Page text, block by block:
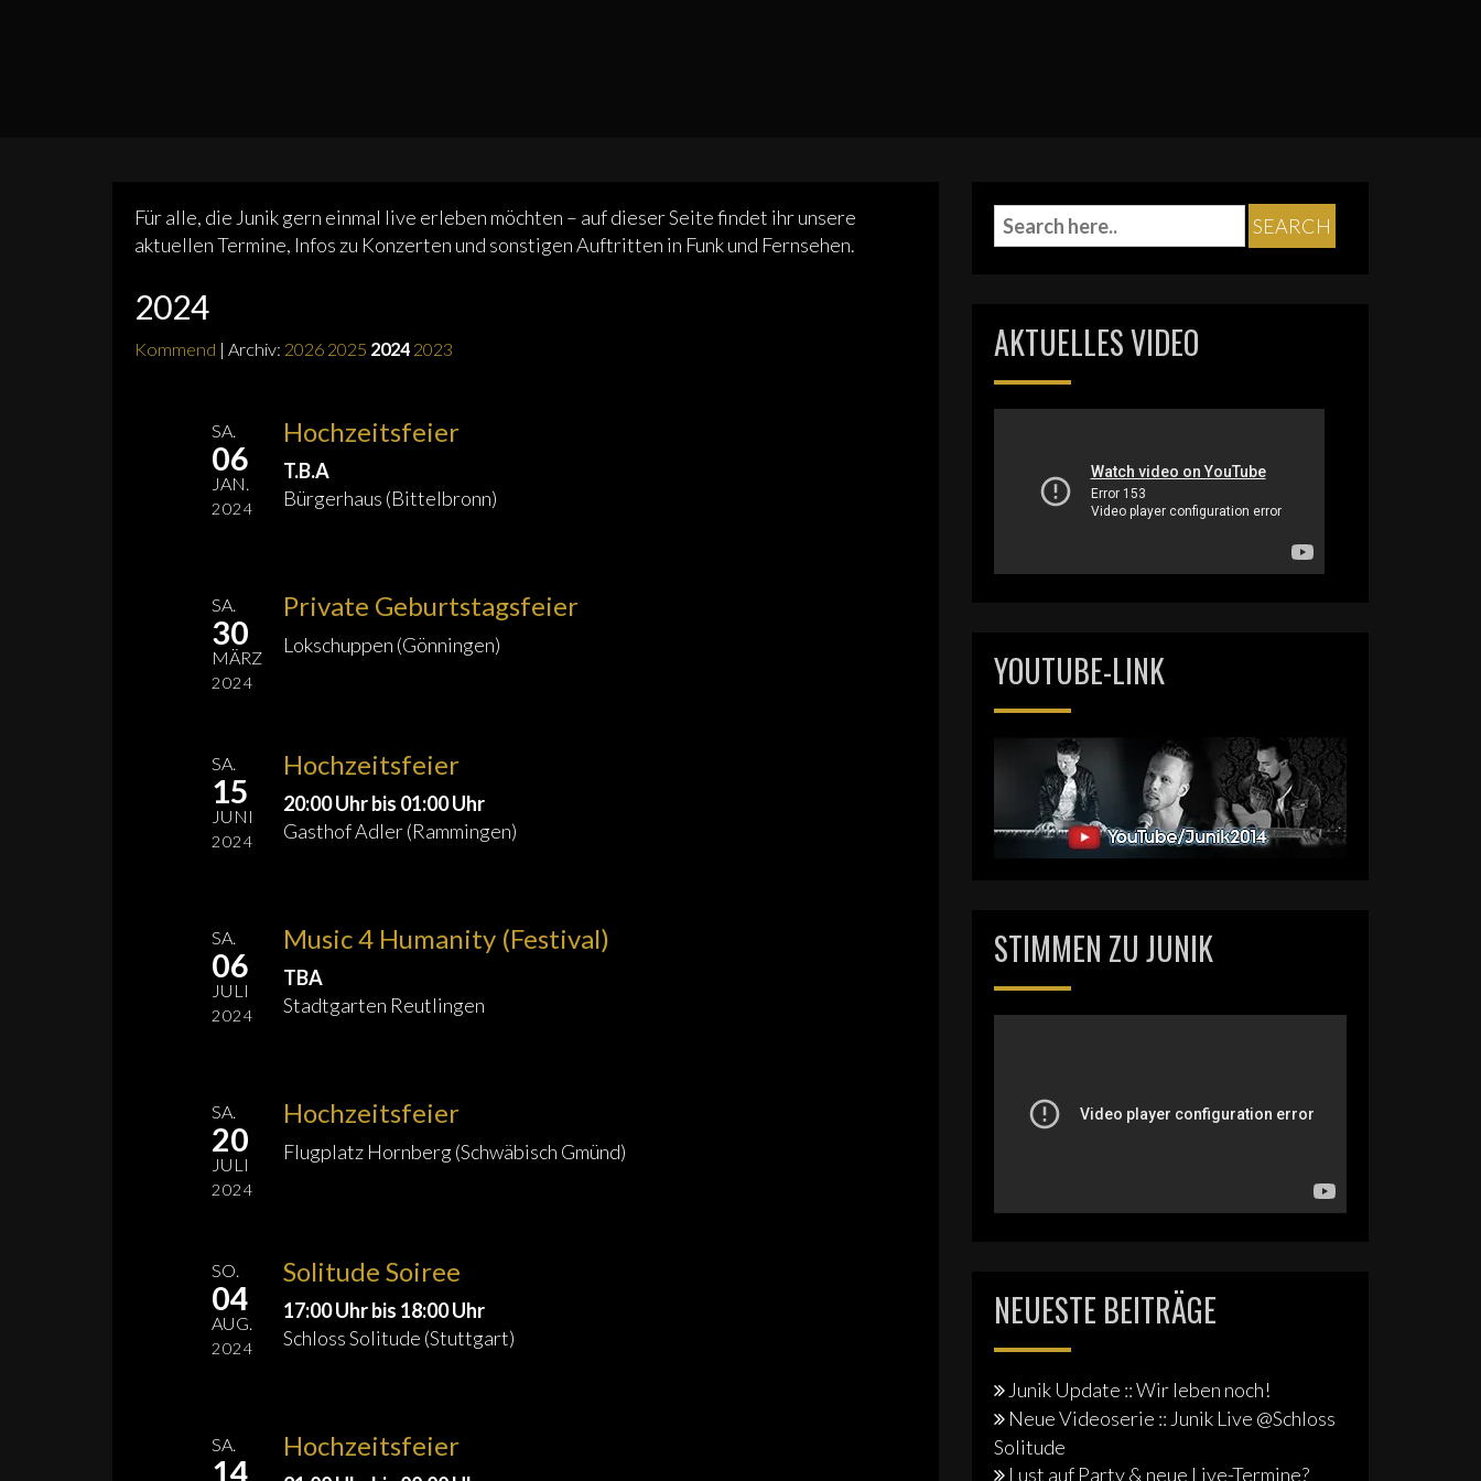
Für alle, die Junik gern einmal live erleben möchten – auf dieser Seite findet ihr unsere
aktuellen Termine, Infos zu Konzerten und sonstigen Auftritten in Funk und Fernsehen.
2024
Kommend | Archiv: 2026 2025 2024 2023
SA.
06
JAN.
2024
Hochzeitsfeier
T.B.A
Bürgerhaus (Bittelbronn)
SA.
30
MÄRZ
2024
Private Geburtstagsfeier
Lokschuppen (Gönningen)
SA.
15
JUNI
2024
Hochzeitsfeier
20:00 Uhr bis 01:00 Uhr
Gasthof Adler (Rammingen)
SA.
06
JULI
2024
Music 4 Humanity (Festival)
TBA
Stadtgarten Reutlingen
SA.
20
JULI
2024
Hochzeitsfeier
Flugplatz Hornberg (Schwäbisch Gmünd)
SO.
04
AUG.
2024
Solitude Soiree
17:00 Uhr bis 18:00 Uhr
Schloss Solitude (Stuttgart)
SA.
14
Hochzeitsfeier
AKTUELLES VIDEO
YOUTUBE-LINK
STIMMEN ZU JUNIK
NEUESTE BEITRÄGE
Junik Update :: Wir leben noch!
Neue Videoserie :: Junik Live @Schloss
Solitude
Lust auf Party & neue Live-Termine?